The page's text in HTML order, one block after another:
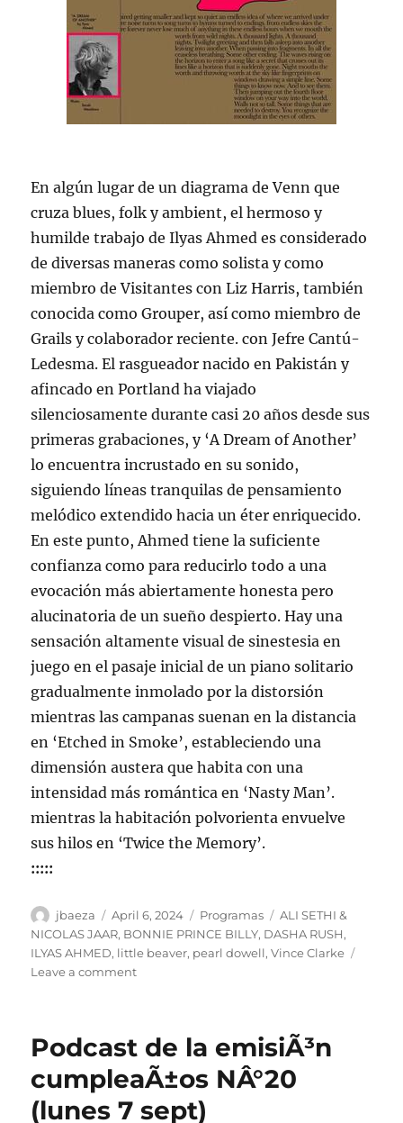
En algún lugar de un diagrama de Venn que
cruza blues, folk y ambient, el hermoso y
humilde trabajo de Ilyas Ahmed es considerado
de diversas maneras como solista y como
miembro de Visitantes con Liz Harris, también
conocida como Grouper, así como miembro de
Grails y colaborador reciente. con Jefre Cantú-
Ledesma. El rasgueador nacido en Pakistán y
afincado en Portland ha viajado
silenciosamente durante casi 20 años desde sus
primeras grabaciones, y ‘A Dream of Another’
lo encuentra incrustado en su sonido,
siguiendo líneas tranquilas de pensamiento
melódico extendido hacia un éter enriquecido.
En este punto, Ahmed tiene la suficiente
confianza como para reducirlo todo a una
evocación más abiertamente honesta pero
alucinatoria de un sueño despierto. Hay una
sensación altamente visual de sinestesia en
juego en el pasaje inicial de un piano solitario
gradualmente inmolado por la distorsión
mientras las campanas suenan en la distancia
en ‘Etched in Smoke’, estableciendo una
dimensión austera que habita con una
intensidad más romántica en ‘Nasty Man’.
mientras la habitación polvorienta envuelve
sus hilos en ‘Twice the Memory’.
:::::
Author
jbaeza
Posted
on
April 6, 2024 Categories
Programas Tags
ALI SETHI &
NICOLAS JAAR, BONNIE PRINCE BILLY, DASHA RUSH,
ILYAS AHMED, little beaver, pearl dowell,Vince Clarke
Leave a commenton
de
abril
de
2024,
Podcast de la emisiÃ³n
cumpleaÃ±os NÂ°20
(lunes 7 sept)